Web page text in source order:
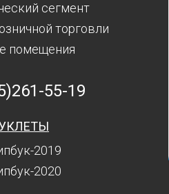
сегмент
торговли
помещения
55-19
2019
2020